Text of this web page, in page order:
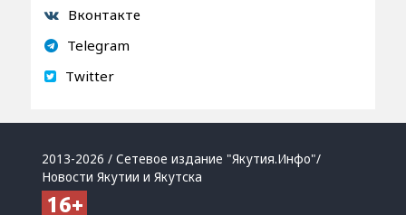
Вконтакте
Telegram
Twitter
2013-2026 / Сетевое издание "Якутия.Инфо"/
Новости Якутии и Якутска